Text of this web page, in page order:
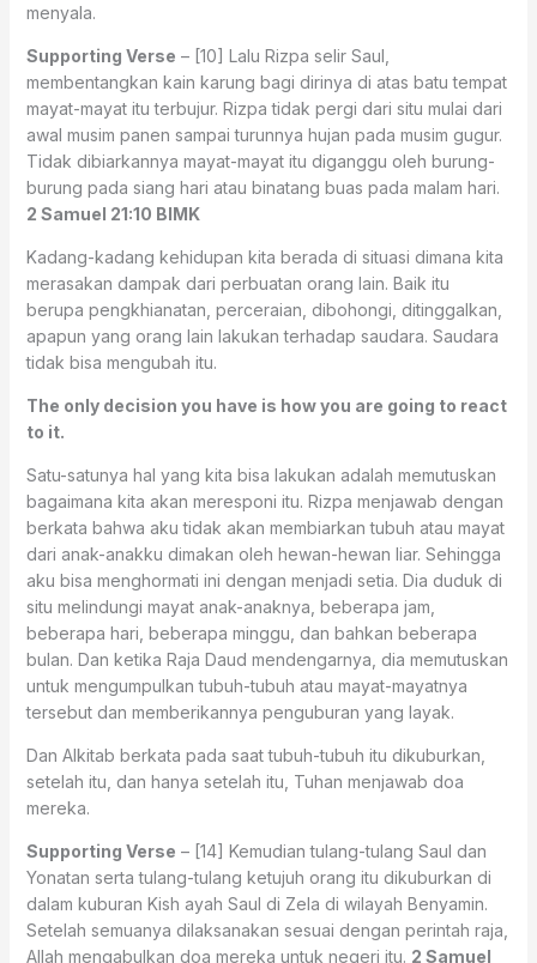
menyala.
Supporting Verse – [10] Lalu Rizpa selir Saul,
membentangkan kain karung bagi dirinya di atas batu tempat
mayat-mayat itu terbujur. Rizpa tidak pergi dari situ mulai dari
awal musim panen sampai turunnya hujan pada musim gugur.
Tidak dibiarkannya mayat-mayat itu diganggu oleh burung-
burung pada siang hari atau binatang buas pada malam hari.
2 Samuel 21:10 BIMK
Kadang-kadang kehidupan kita berada di situasi dimana kita
merasakan dampak dari perbuatan orang lain. Baik itu
berupa pengkhianatan, perceraian, dibohongi, ditinggalkan,
apapun yang orang lain lakukan terhadap saudara. Saudara
tidak bisa mengubah itu.
The only decision you have is how you are going to react
to it.
Satu-satunya hal yang kita bisa lakukan adalah memutuskan
bagaimana kita akan meresponi itu. Rizpa menjawab dengan
berkata bahwa aku tidak akan membiarkan tubuh atau mayat
dari anak-anakku dimakan oleh hewan-hewan liar. Sehingga
aku bisa menghormati ini dengan menjadi setia. Dia duduk di
situ melindungi mayat anak-anaknya, beberapa jam,
beberapa hari, beberapa minggu, dan bahkan beberapa
bulan. Dan ketika Raja Daud mendengarnya, dia memutuskan
untuk mengumpulkan tubuh-tubuh atau mayat-mayatnya
tersebut dan memberikannya penguburan yang layak.
Dan Alkitab berkata pada saat tubuh-tubuh itu dikuburkan,
setelah itu, dan hanya setelah itu, Tuhan menjawab doa
mereka.
Supporting Verse – [14] Kemudian tulang-tulang Saul dan
Yonatan serta tulang-tulang ketujuh orang itu dikuburkan di
dalam kuburan Kish ayah Saul di Zela di wilayah Benyamin.
Setelah semuanya dilaksanakan sesuai dengan perintah raja,
Allah mengabulkan doa mereka untuk negeri itu. 2 Samuel